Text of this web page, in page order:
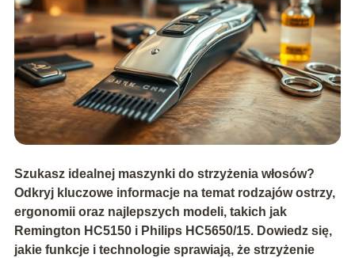
Szukasz idealnej maszynki do strzyżenia włosów?
Odkryj kluczowe informacje na temat rodzajów ostrzy,
ergonomii oraz najlepszych modeli, takich jak
Remington HC5150 i Philips HC5650/15. Dowiedz się,
jakie funkcje i technologie sprawiają, że strzyżenie